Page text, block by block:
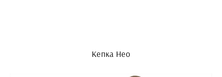
Кепка Нео